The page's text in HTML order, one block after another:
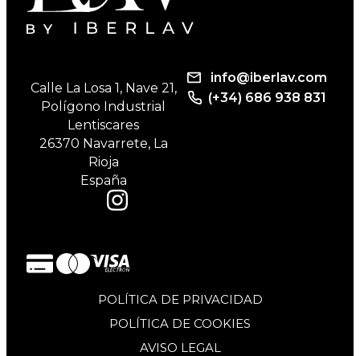
Calle La Losa 1, Nave 21,
Polígono Industrial
Lentiscares
26370 Navarrete, La
Rioja
España
info@iberlav.com
(+34) 686 938 831
POLÍTICA DE PRIVACIDAD
POLÍTICA DE COOKIES
AVISO LEGAL